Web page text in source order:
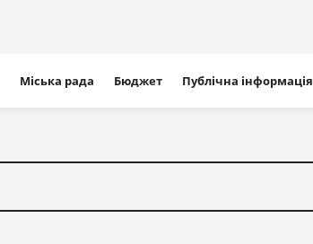
Міська рада Бюджет Публічна інформація